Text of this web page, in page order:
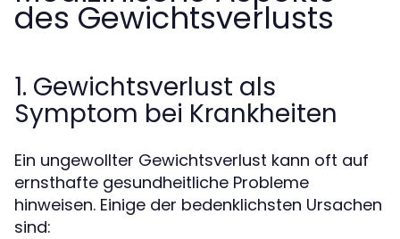
des Gewichtsverlusts
1. Gewichtsverlust als
Symptom bei Krankheiten
Ein ungewollter Gewichtsverlust kann oft auf
ernsthafte gesundheitliche Probleme
hinweisen. Einige der bedenklichsten Ursachen
sind: